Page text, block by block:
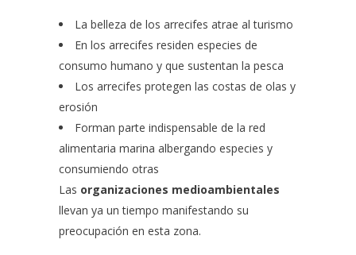
La belleza de los arrecifes atrae al turismo
En los arrecifes residen especies de
consumo humano y que sustentan la pesca
Los arrecifes protegen las costas de olas y
erosión
Forman parte indispensable de la red
alimentaria marina albergando especies y
consumiendo otras
Las organizaciones medioambientales
llevan ya un tiempo manifestando su
preocupación en esta zona.